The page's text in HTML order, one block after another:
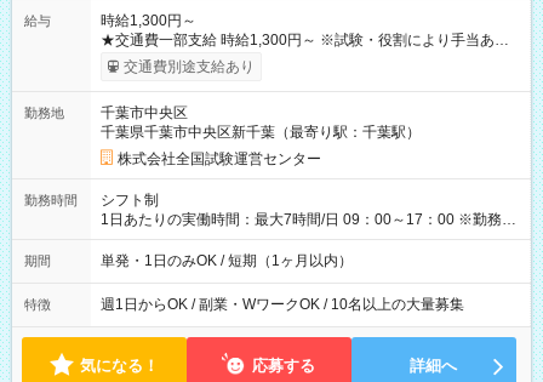
給与
時給1,300円～
★交通費一部支給 時給1,300円～ ※試験・役割により手当あり
※勤務回数により昇給あり 【即給（前払い）オプションあ
り！】 希望される場合、勤務から1週間ほどで給与の一部を受け
例】 ・河合塾模擬試験 8:30～17:30（休憩1時間） 時給1,300円
×8時間＝日収10,400円＋交通費 ※当日の役割により時給＋100
円の場合あり ・国家試験 7:00～13:30（休憩なし） 時給1,300
円（役割手当＋100円）×6時間＝日収8,400円＋交通費 【試用期
間】試用期間なし
交通費別途支給あり
勤務地
千葉市中央区
千葉県千葉市中央区新千葉（最寄り駅：千葉駅）
株式会社全国試験運営センター
勤務時間
シフト制
1日あたりの実働時間：最大7時間/日 09：00～17：00 ※勤務時
間は 試験により異なります。
期間 単発・1日のみOK / 短期（1ヶ月以内）
特徴 週1日からOK / 副業・WワークOK / 10名以上の大量募集
気になる！ 応募する 詳細へ